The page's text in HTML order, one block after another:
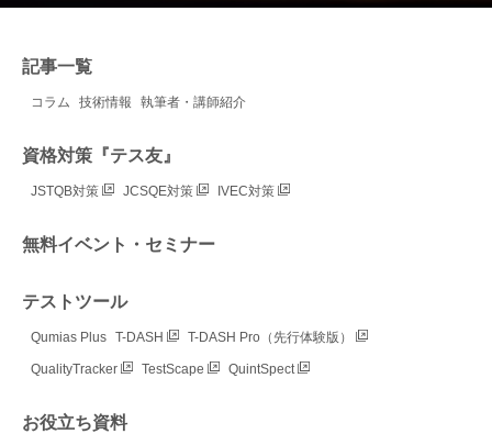
記事一覧
コラム 技術情報 執筆者・講師紹介
資格対策『テス友』
JSTQB対策 JCSQE対策 IVEC対策
無料イベント・セミナー
テストツール
Qumias Plus T-DASH T-DASH Pro（先行体験版）
QualityTracker TestScape QuintSpect
お役立ち資料